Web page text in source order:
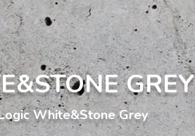
GREY
White&Stone Grey